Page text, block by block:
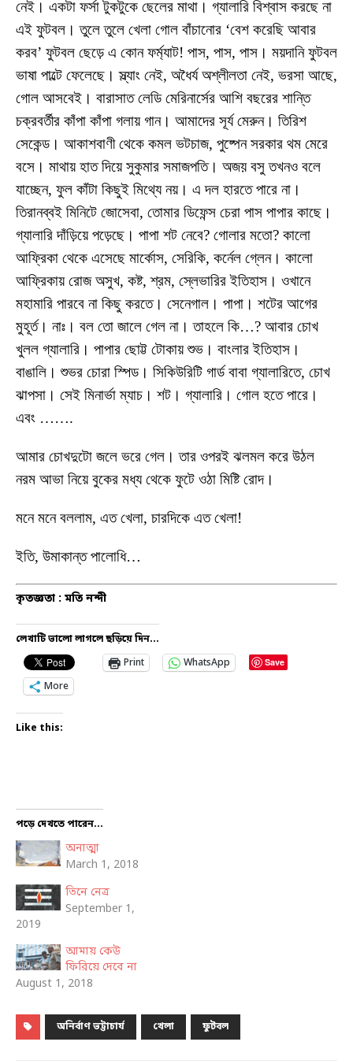
নেই। একটা ফর্সা টুকটুকে ছেলের মাথা। গ্যালারি বিশ্বাস করছে না
এই ফুটবল। তুলে তুলে খেলা গোল বাঁচানোর ‘বেশ করেছি আবার
করব’ ফুটবল ছেড়ে এ কোন ফর্ম্যাট! পাস, পাস, পাস। ময়দানি ফুটবল
ভাষা পাল্টে ফেলেছে। স্ল্যাং নেই, অধৈর্য অশ্লীলতা নেই, ভরসা আছে,
গোল আসবেই। বারাসাত লেডি মেরিনার্সের আশি বছরের শান্তি
চক্রবর্তীর কাঁপা কাঁপা গলায় গান। আমাদের সূর্য মেরুন। তিরিশ
সেকেন্ড। আকাশবাণী থেকে কমল ভটচাজ, পুষ্পেন সরকার থম মেরে
বসে। মাথায় হাত দিয়ে সুকুমার সমাজপতি। অজয় বসু তখনও বলে
যাচ্ছেন, ফুল কাঁটা কিছুই মিথ্যে নয়। এ দল হারতে পারে না।
তিরানব্বই মিনিটে জোসেবা, তোমার ডিফেন্স চেরা পাস পাপার কাছে।
গ্যালারি দাঁড়িয়ে পড়েছে। পাপা শট নেবে? গোলার মতো? কালো
আফ্রিকা থেকে এসেছে মার্কোস, সেরিকি, কর্নেল গ্লেন। কালো
আফ্রিকায় রোজ অসুখ, কষ্ট, শ্রম, স্লেভারির ইতিহাস। ওখানে
মহামারি পারবে না কিছু করতে। সেনেগাল। পাপা। শটের আগের
মুহূর্ত। নাঃ। বল তো জালে গেল না। তাহলে কি…? আবার চোখ
খুলল গ্যালারি। পাপার ছোট্ট টোকায় শুভ। বাংলার ইতিহাস।
বাঙালি। শুভর চোরা স্পিড। সিকিউরিটি গার্ড বাবা গ্যালারিতে, চোখ
ঝাপসা। সেই মিনার্ভা ম্যাচ। শট। গ্যালারি। গোল হতে পারে।
এবং …….
আমার চোখদুটো জলে ভরে গেল। তার ওপরই ঝলমল করে উঠল
নরম আভা নিয়ে বুকের মধ্য থেকে ফুটে ওঠা মিষ্টি রোদ।
মনে মনে বললাম, এত খেলা, চারদিকে এত খেলা!
ইতি, উমাকান্ত পালোধি…
কৃতজ্ঞতা : মতি নন্দী
লেখাটি ভালো লাগলে ছড়িয়ে দিন...
Print
WhatsApp Save
More
Like this:
পড়ে দেখতে পারেন...
অনাত্মা
March 1, 2018
তিনে নেত্র
September 1,
2019
আমায় কেউ
ফিরিয়ে দেবে না
August 1, 2018
অনির্বাণ ভট্টাচার্য খেলা ফুটবল